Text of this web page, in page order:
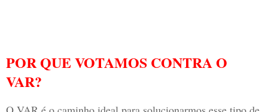
POR QUE VOTAMOS CONTRA O
VAR?